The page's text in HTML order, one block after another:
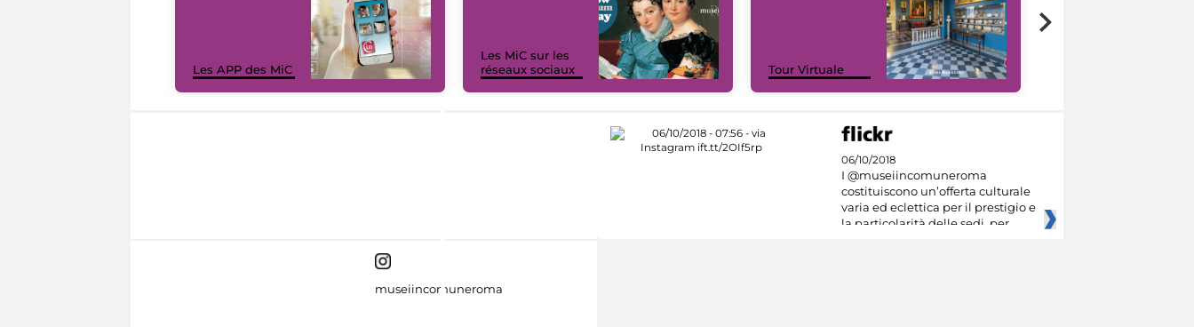
Les APP des MiC
Les MiC sur les
réseaux sociaux
Tour Virtuale
06/10/2018
I @museiincomuneroma
costituiscono un’offerta culturale
varia ed eclettica per il prestigio e
la particolarità delle sedi, per
museiincomuneroma